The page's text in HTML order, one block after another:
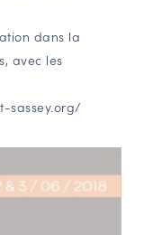
dans la
avec les
sassey.org/